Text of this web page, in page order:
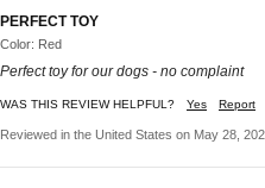
PERFECT TOY
Color: Red
Perfect toy for our dogs - no complaint
WAS THIS REVIEW HELPFUL? Yes Report
Reviewed in the United States on May 28,